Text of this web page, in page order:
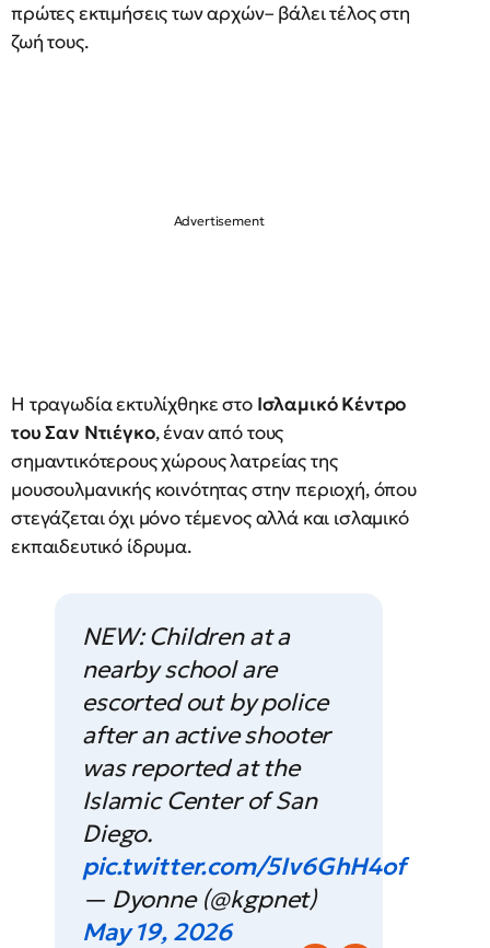
πρώτες εκτιμήσεις των αρχών– βάλει τέλος στη
ζωή τους.
Η τραγωδία εκτυλίχθηκε στο Ισλαμικό Κέντρο
του Σαν Ντιέγκο, έναν από τους
σημαντικότερους χώρους λατρείας της
μουσουλμανικής κοινότητας στην περιοχή, όπου
στεγάζεται όχι μόνο τέμενος αλλά και ισλαμικό
εκπαιδευτικό ίδρυμα.
NEW: Children at a
nearby school are
escorted out by police
after an active shooter
was reported at the
Islamic Center of San
Diego.
pic.twitter.com/5Iv6GhH4of
— Dyonne (@kgpnet)
May 19, 2026